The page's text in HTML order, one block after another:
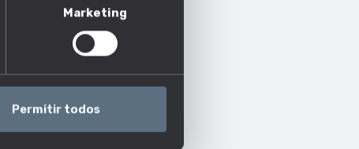
Marketing
Permitir todos